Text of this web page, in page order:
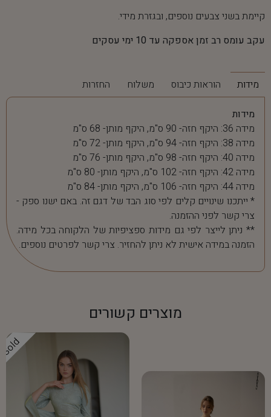
קיימת בשני צבעים נוספים, ובגזרת מידי.
עקב עומס רב זמן אספקה עד 10 ימי עסקים
מידות הוראות כיבוס משלוח החזרות
מידות
מידה 36: היקף חזה- 90 ס"מ, היקף מותן- 68 ס"מ
מידה 38: היקף חזה- 94 ס"מ, היקף מותן- 72 ס"מ
מידה 40: היקף חזה- 98 ס"מ, היקף מותן- 76 ס"מ
מידה 42: היקף חזה- 102 ס"מ, היקף מותן- 80 ס"מ
מידה 44: היקף חזה- 106 ס"מ, היקף מותן- 84 ס"מ
* ייתכנו שינויים קלים לפי סוג הבד של דגם זה. באם ישנו ספק -
צרי קשר לפני ההזמנה.
** ניתן לייצר לפי גם מידות ספציפיות של הלקוחה בכל מידה.
הזמנה במידה אישית לא ניתן להחזיר. צרי קשר לפרטים נוספים.
מוצרים קשורים
Sold